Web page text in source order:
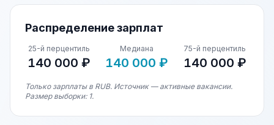
Распределение зарплат
25-й перцентиль
140 000 ₽
Медиана
140 000 ₽
75-й перцентиль
140 000 ₽
Только зарплаты в RUB. Источник — активные вакансии.
Размер выборки: 1.